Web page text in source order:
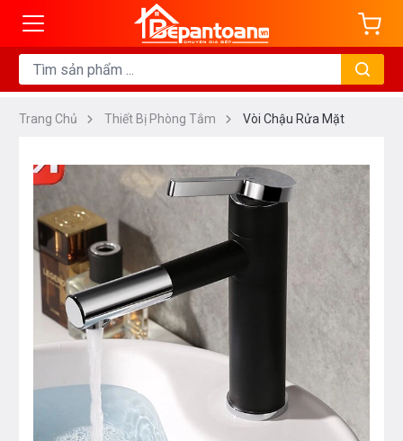
Trang Chủ Thiết Bị Phòng Tắm Vòi Chậu Rửa Mặt